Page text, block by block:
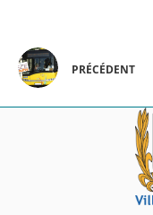
PRÉCÉDENT